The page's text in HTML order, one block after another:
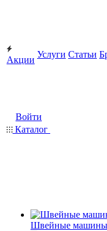
Акции
Услуги Статьи
Войти
Каталог
Швейные машины